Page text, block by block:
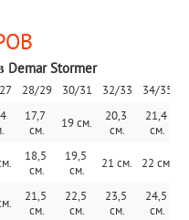
Demar Stormer
28/29 30/31 32/33 34/35
17,7
см.
19 см.
20,3
см.
21,4
см.
18,5
см.
19,5
см.
21 см. 22 см.
21,5
см.
22,5
см.
23,5
см.
24,5
см.